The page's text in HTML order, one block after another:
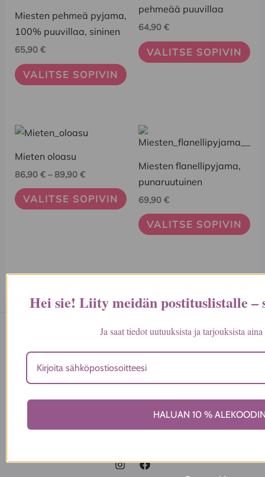
Miesten pehmeä pyjama,
100% puuvillaa, sininen
65,90 €
VALITSE SOPIVIN
muunnelma.
tehdä
valinnat
tuotteen
pehmeää puuvillaa
64,90 €
VALITSE SOPIVIN
useampi
muunnelma.
Voit
tehdä
Mieten oloasu
86,90 € – 89,90 €
Hintaluokka:
VALITSE SOPIVIN
Tällä
on
useampi
muunnelma.
Voit
sivulla.
Miesten flanellipyjama,
punaruutuinen
69,90 €
VALITSE SOPIVIN
Tällä
tuotteella
on
useampi
muunnelma.
Voit
tehdä
sivulla.
Ihanakauppa.com
Maaherrankatu 24
50100 Mikkeli
Hei sie! Liity meidän postituslistalle –
Ja saat tiedot uutuuksista ja tarjouksista
HALUAN 10 %